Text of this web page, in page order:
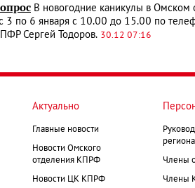
В новогодние каникулы в Омском
3 по 6 января с 10.00 до 15.00 по
Сергей Тодоров. 30.12 07:16
Актуально
Главные новости
Новости Омского
отделения КПРФ
Новости ЦК КПРФ
Члены
Члены